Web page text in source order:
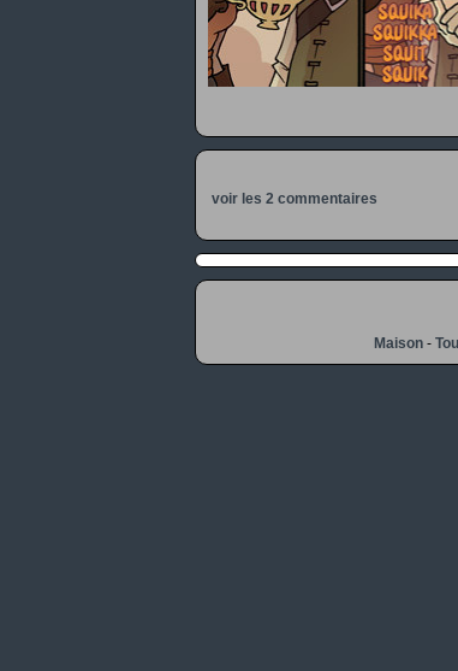
voir les 2 commentaires
Maison-